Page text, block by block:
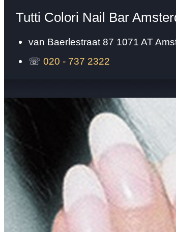
Tutti Colori Nail Bar
van Baerlestraat 87 1071 AT
☏020 - 737 2322